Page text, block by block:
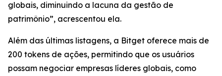
globais, diminuindo a lacuna da gestão de
patrimônio”, acrescentou ela.
Além das últimas listagens, a Bitget oferece mais de
200 tokens de ações, permitindo que os usuários
possam negociar empresas líderes globais, como